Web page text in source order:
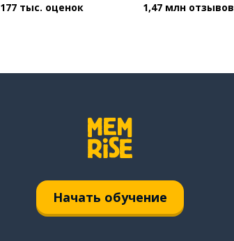
177 тыс. оценок 1,47 млн отзывов
Начать обучение